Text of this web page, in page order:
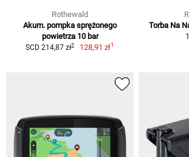
Rothewald
Akum. pompka sprężonego
powietrza 10 bar
SCD 214,87 zł2 128,91 zł1
Torba Na